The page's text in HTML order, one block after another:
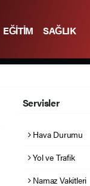
EĞİTİM
SAĞLIK
Servisler
Hava Durumu
Yol ve Trafik
Namaz Vakitleri